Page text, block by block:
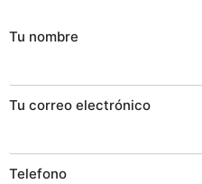
Tu nombre
Tu correo electrónico
Telefono